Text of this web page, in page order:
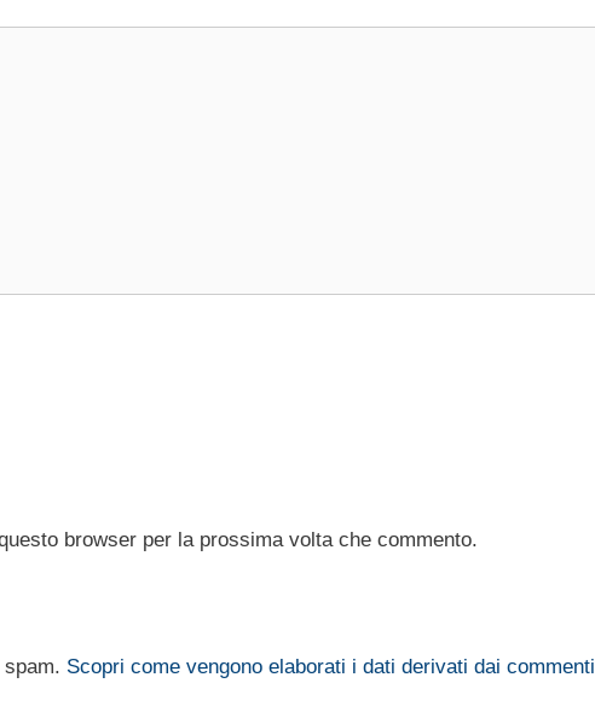
browser per la prossima volta che commento.
Scopri come vengono elaborati i dati derivati dai commenti